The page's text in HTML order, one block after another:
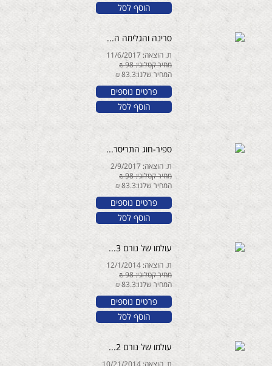
הוסף לסל
סרינה והגלימה ה...
ת. הוצאה: 11/6/2017
מחיר קטלוגי: 98 ₪
המחיר שלנו:83.3 ₪
פרטים נוספים
הוסף לסל
ספיר-חוג התריסר...
ת. הוצאה: 2/9/2017
מחיר קטלוגי: 98 ₪
המחיר שלנו:83.3 ₪
פרטים נוספים
הוסף לסל
עולמו של נורם 3...
ת. הוצאה: 12/1/2014
מחיר קטלוגי: 98 ₪
המחיר שלנו:83.3 ₪
פרטים נוספים
הוסף לסל
עולמו של נורם 2...
ת. הוצאה: 10/21/2014